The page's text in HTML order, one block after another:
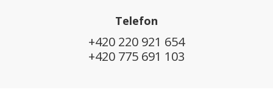
Telefon
+420 220 921 654
+420 775 691 103